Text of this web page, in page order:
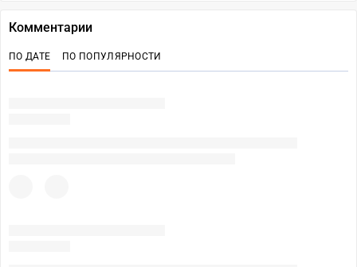
Комментарии
ПО ДАТЕ ПО ПОПУЛЯРНОСТИ